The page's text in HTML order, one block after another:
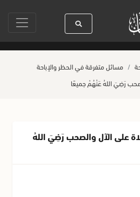
من صفر حياة القلوب وصحتها بالعمل الصالح
مسائل متفرقة في الحظر والإباحة
رَضِيَ اللهُ عَنْهُمْ جميعًا
على الآل والصحب رَضِيَ اللهُ